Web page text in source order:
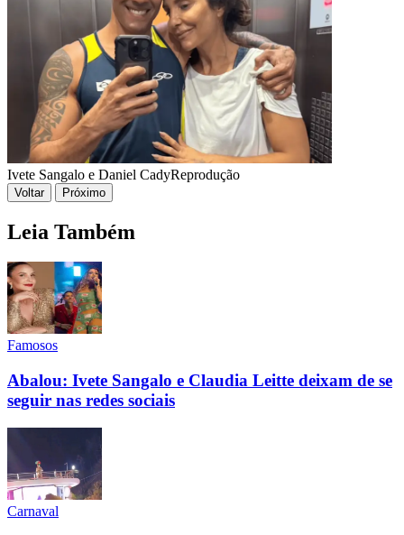
Ivete Sangalo e Daniel CadyReprodução
Voltar Próximo
Leia Também
Famosos
Abalou: Ivete Sangalo e Claudia Leitte deixam de se
seguir nas redes sociais
Carnaval